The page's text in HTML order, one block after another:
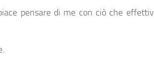
pensare di me con ciò che